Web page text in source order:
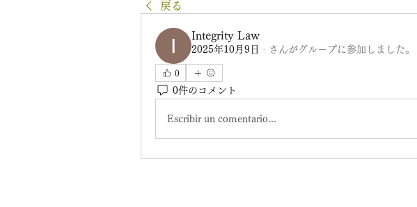
戻る
Integrity Law
2025年10月9日 · さんがグループに参加しました。
0
0件のコメント
Escribir un comentario...